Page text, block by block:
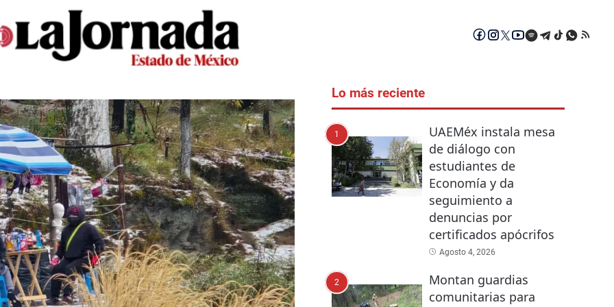
Lo más reciente
1
UAEMéx instala mesa
de diálogo con
estudiantes de
Economía y da
seguimiento a
denuncias por
certificados apócrifos
Agosto 4, 2026
2
Montan guardias
comunitarias para